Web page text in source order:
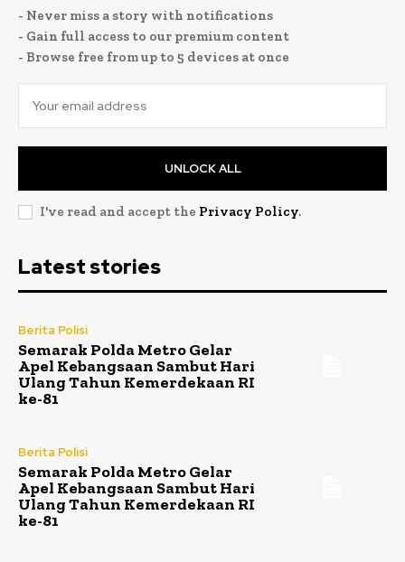
- Never miss a story with notifications
- Gain full access to our premium content
- Browse free from up to 5 devices at once
UNLOCK ALL
I've read and accept the Privacy Policy.
Latest stories
Berita Polisi
Semarak Polda Metro Gelar
Apel Kebangsaan Sambut Hari
Ulang Tahun Kemerdekaan RI
ke-81
Berita Polisi
Semarak Polda Metro Gelar
Apel Kebangsaan Sambut Hari
Ulang Tahun Kemerdekaan RI
ke-81